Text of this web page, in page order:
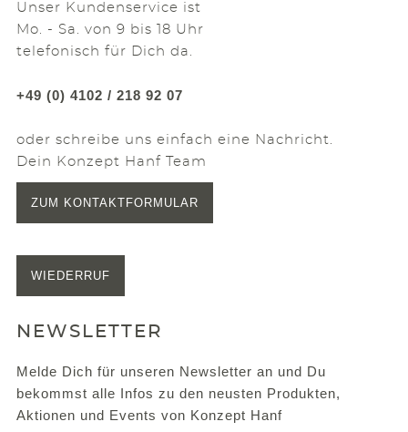
Unser Kundenservice ist
Mo. - Sa. von 9 bis 18 Uhr
telefonisch für Dich da.
+49 (0) 4102 / 218 92 07
oder schreibe uns einfach eine Nachricht.
Dein Konzept Hanf Team
ZUM KONTAKTFORMULAR
WIEDERRUF
NEWSLETTER
Melde Dich für unseren Newsletter an und Du
bekommst alle Infos zu den neusten Produkten,
Aktionen und Events von Konzept Hanf